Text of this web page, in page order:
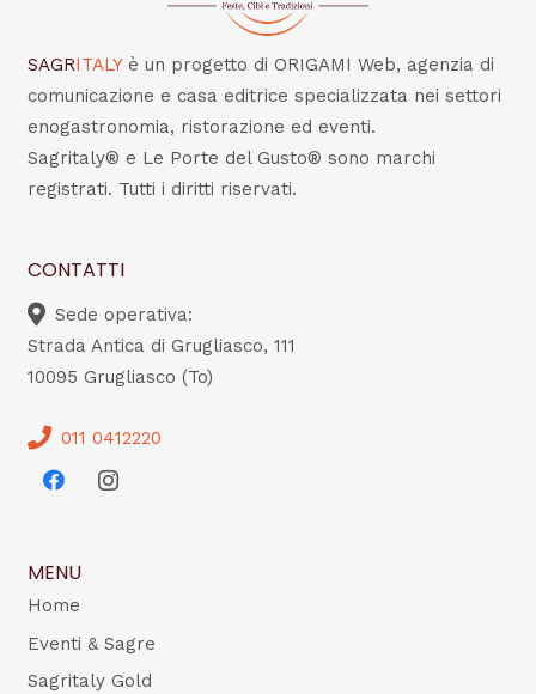
SAGRITALY è un progetto di ORIGAMI Web, agenzia di
comunicazione e casa editrice specializzata nei settori
enogastronomia, ristorazione ed eventi.
Sagritaly® e Le Porte del Gusto® sono marchi
registrati. Tutti i diritti riservati.
CONTATTI
Sede operativa:
Strada Antica di Grugliasco, 111
10095 Grugliasco (To)
011 0412220
MENU
Home
Eventi & Sagre
Sagritaly Gold